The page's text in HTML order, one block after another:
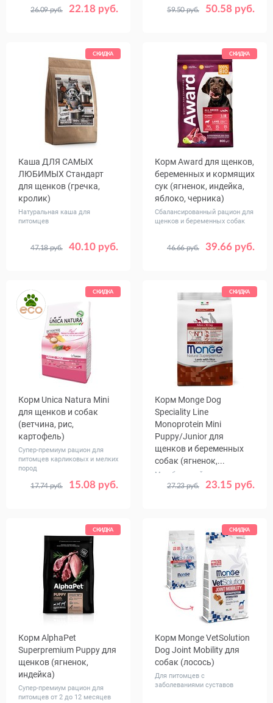
22.18 руб.
26.09 руб.
Вес, кг 0.8 2.5 12
50.58 руб.
59.50 руб.
Вес, кг 1.5 5
СКИДКА
Каша ДЛЯ САМЫХ
ЛЮБИМЫХ Стандарт
для щенков (гречка,
кролик)
Натуральная каша для
питомцев
40.10 руб.
47.18 руб.
Вес, кг 1 5
СКИДКА
Корм Award для щенков,
беременных и кормящих
сук (ягненок, индейка,
яблоко, черника)
Сбалансированный рацион для
щенков и беременных собак
39.66 руб.
46.66 руб.
Вес, кг 0.8 2 12
СКИДКА
Корм Unica Natura Mini
для щенков и собак
(ветчина, рис,
картофель)
Супер-премиум рацион для
питомцев карликовых и мелких
пород
15.08 руб.
17.74 руб.
Вес, кг 0.8 2.5
СКИДКА
Корм Monge Dog
Speciality Line
Monoprotein Mini
Puppy/Junior для
щенков и беременных
собак (ягненок,...
Монобелковый рацион для
беременных питомцев и23.15 руб.
27.23 руб.
Вес, кг 0.8 2.5 7.5
СКИДКА
Корм AlphaPet
Superpremium Puppy для
щенков (ягненок,
индейка)
Супер-премиум рацион для
питомцев от 2 до 12 месяцев
СКИДКА
Корм Monge VetSolution
Dog Joint Mobility для
собак (лосось)
Для питомцев с
заболеваниями суставов